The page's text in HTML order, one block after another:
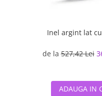
Inel argint lat
de la527,42 Lei
ADAUGA IN